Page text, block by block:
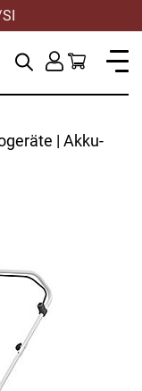
| Akku-